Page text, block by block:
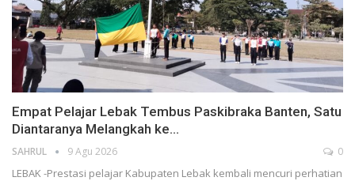
Empat Pelajar Lebak Tembus Paskibraka Banten, Satu
Diantaranya Melangkah ke…
SAHRUL 9 Agu 2026 0
LEBAK -Prestasi pelajar Kabupaten Lebak kembali mencuri perhatian